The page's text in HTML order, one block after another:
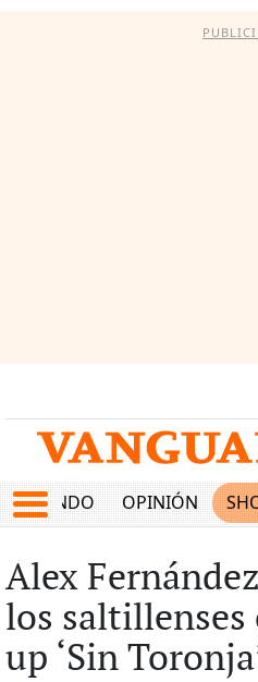
MUNDO OPINIÓN
Alex
los saltillenses
up ‘Sin